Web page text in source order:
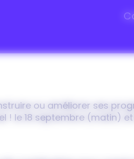
ou améliorer ses
! le 18 septembre (matin) et